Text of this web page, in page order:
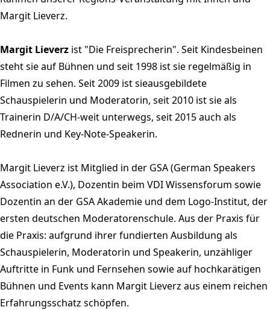
Margit Lieverz.
Margit Lieverz ist "Die Freisprecherin". Seit Kindesbeinen
steht sie auf Bühnen und seit 1998 ist sie regelmäßig in
Filmen zu sehen. Seit 2009 ist sieausgebildete
Schauspielerin und Moderatorin, seit 2010 ist sie als
Trainerin D/A/CH-weit unterwegs, seit 2015 auch als
Rednerin und Key-Note-Speakerin.
Margit Lieverz ist Mitglied in der GSA (German Speakers
Association e.V.), Dozentin beim VDI Wissensforum sowie
Dozentin an der GSA Akademie und dem Logo-Institut, der
ersten deutschen Moderatorenschule. Aus der Praxis für
die Praxis: aufgrund ihrer fundierten Ausbildung als
Schauspielerin, Moderatorin und Speakerin, unzähliger
Auftritte in Funk und Fernsehen sowie auf hochkarätigen
Bühnen und Events kann Margit Lieverz aus einem reichen
Erfahrungsschatz schöpfen.